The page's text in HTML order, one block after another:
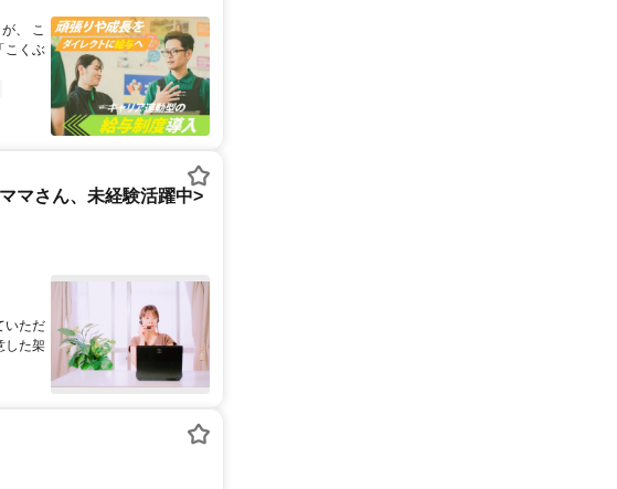
、 こ
こくぶ
マさん、未経験活躍中>
いただ
した架